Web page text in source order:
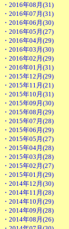
・2016年08月(31)
・2016年07月(31)
・2016年06月(30)
・2016年05月(27)
・2016年04月(29)
・2016年03月(30)
・2016年02月(29)
・2016年01月(31)
・2015年12月(29)
・2015年11月(21)
・2015年10月(31)
・2015年09月(30)
・2015年08月(29)
・2015年07月(28)
・2015年06月(29)
・2015年05月(27)
・2015年04月(28)
・2015年03月(28)
・2015年02月(27)
・2015年01月(29)
・2014年12月(30)
・2014年11月(28)
・2014年10月(29)
・2014年09月(28)
・2014年08月(26)